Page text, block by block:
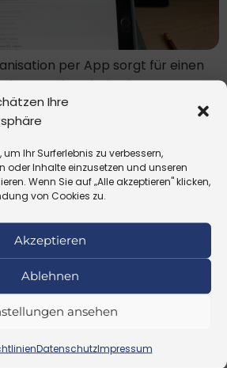
Ihre
Ihr Surferlebnis zu verbessern,
oder Inhalte einzusetzen und unseren
Wenn Sie auf „Alle akzeptieren" klicken,
von Cookies zu.
Akzeptieren
Ablehnen
ansehen
DatenschutzImpressum
per App sorgt für einen
spart obendrein eine Menge
lernen